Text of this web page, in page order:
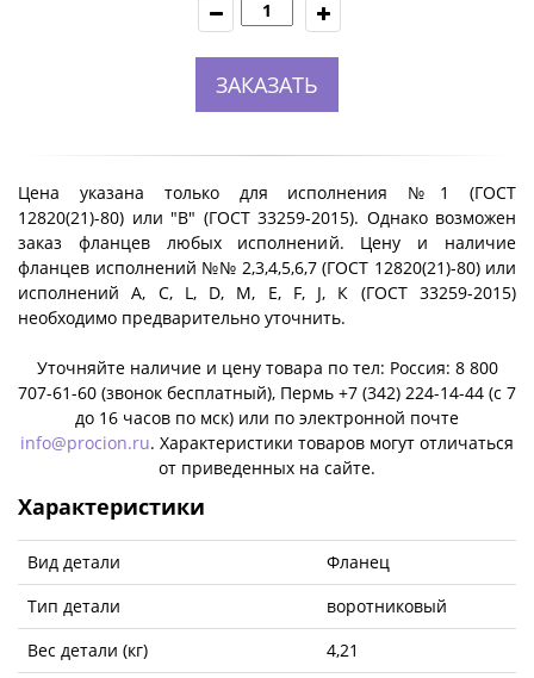
ЗАКАЗАТЬ
Цена указана только для исполнения №1 (ГОСТ
12820(21)-80) или "B" (ГОСТ 33259-2015). Однако возможен
заказ фланцев любых исполнений. Цену и наличие
фланцев исполнений №№ 2,3,4,5,6,7 (ГОСТ 12820(21)-80) или
исполнений A, C, L, D, M, E, F, J, К (ГОСТ 33259-2015)
необходимо предварительно уточнить.
Уточняйте наличие и цену товара по тел: Россия: 8 800
707-61-60 (звонок бесплатный), Пермь +7 (342) 224-14-44 (c 7
до 16 часов по мск) или по электронной почте
info@procion.ru. Характеристики товаров могут отличаться
от приведенных на сайте.
Характеристики
Вид детали
Фланец
Тип детали
воротниковый
Вес детали (кг)
4,21